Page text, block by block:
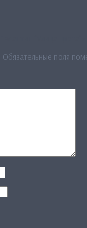
Обязательные поля